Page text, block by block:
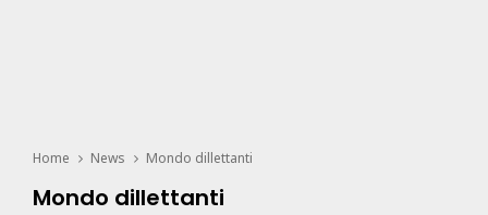
Home News Mondo dillettanti
Mondo dillettanti